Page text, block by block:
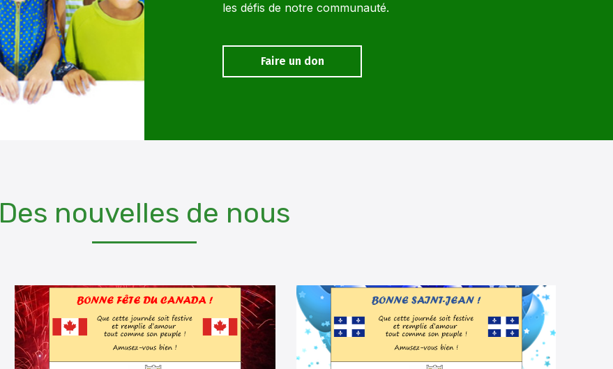
les défis de notre communauté.
Faire un don
Des nouvelles de nous